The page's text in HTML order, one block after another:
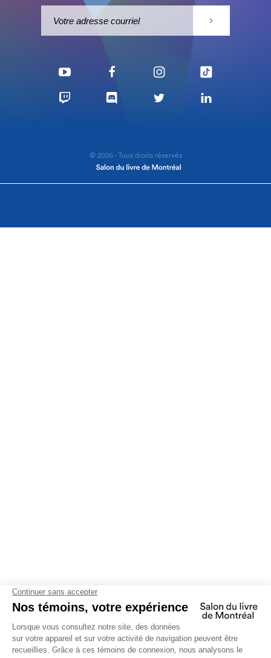
© 2026 - Tous droits réservés